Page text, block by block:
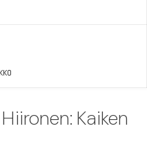
Kaiken